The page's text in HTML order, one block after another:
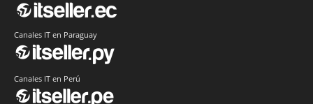
Canales IT en Paraguay
Canales IT en Perú